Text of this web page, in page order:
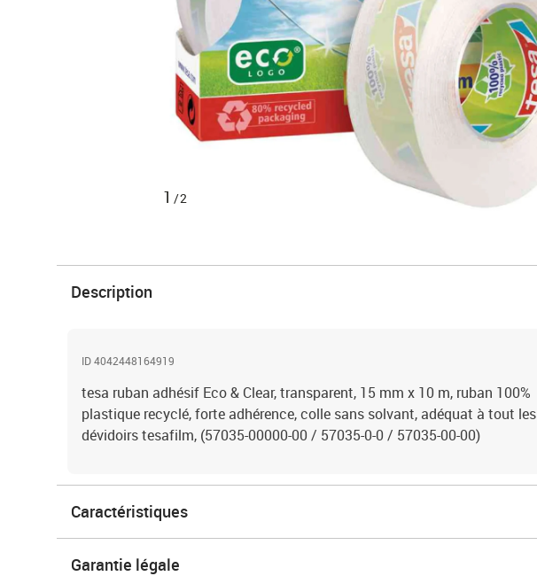
1 /2
Description
ID 4042448164919
tesa ruban adhésif Eco & Clear, transparent, 15 mm x 10 m, ruban 100%
plastique recyclé, forte adhérence, colle sans solvant, adéquat à tout les
dévidoirs tesafilm, (57035-00000-00 / 57035-0-0 / 57035-00-00)
Caractéristiques
Garantie légale